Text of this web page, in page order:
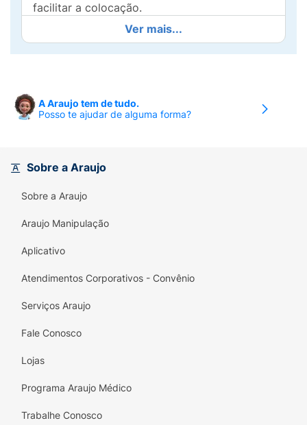
facilitar a colocação.
Imobilização leve da região do
punho.Suporte e compressão confortáveis
tendinites.Auxilia na prevenção e tratamento
de lesões por esforços repetitivos.Ideal para
musculação, handebol, boliche, entre outras.
Modo de usar:
munhequeira ao redor do punho, envolvendo-
o.- Regule a compressão com o fecho em
desejar.
Dimensões:
Ver mais...
A Araujo tem de tudo.
Posso te ajudar de alguma forma?
Sobre a Araujo
Sobre a Araujo
Araujo Manipulação
Aplicativo
Atendimentos Corporativos - Convênio
Serviços Araujo
Fale Conosco
Lojas
Programa Araujo Médico
Trabalhe Conosco